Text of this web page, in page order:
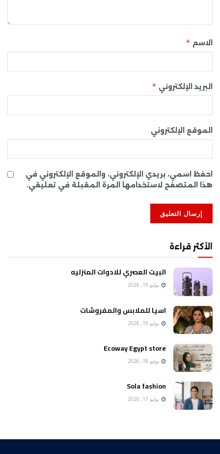
الاسم *
البريد الإلكتروني *
الموقع الإلكتروني
احفظ اسمي، بريدي الإلكتروني، والموقع الإلكتروني في
هذا المتصفح لاستخدامها المرة المقبلة في تعليقي.
الأكثر قراءة
البيت العصري للادوات المنزليه
يوليو 19, 2026
اسيا للملابس والمفروشات
يوليو 19, 2026
Ecoway Egypt store
يوليو 18, 2026
Sola fashion
يوليو 17, 2026